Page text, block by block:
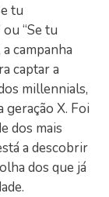
tu
“Se tu
campanha
captar a
millennials,
geração X. Foi
dos mais
a descobrir
dos que já